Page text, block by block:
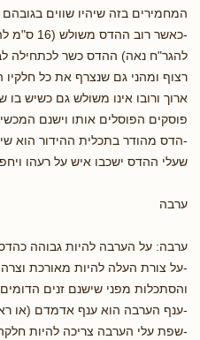
המחמירים בזה שיהיו שווים בגובהם
להגר"ח נאה) ההדס כשר לכתחילה
רצוף ומהני גם שנצרף את כל
פוסקים הפוסלים אותו וישנם
-הדס מהודר בתכלית ההידור הוא
שעלי ההדס ישכבו איש על רעהו
ערבה
ערבה: על הערבה להיות גבוהה
-על צורת העלה להיות מאורכת
והסתכלות מפני שישנם זנים
-ענף הערבה הוא ענף אדמדם (או
-שפת עלי הערבה צריכה להיות